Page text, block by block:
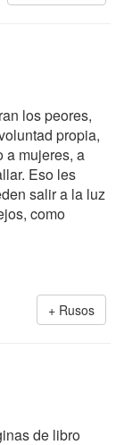
los peores,
propia,
a mujeres, a
Eso les
salir a la luz
como
Rusos
de libro